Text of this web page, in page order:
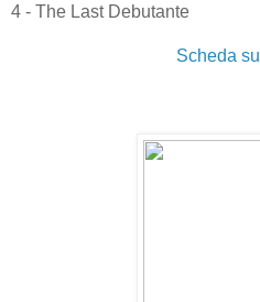
4 - The Last Debutante
Scheda